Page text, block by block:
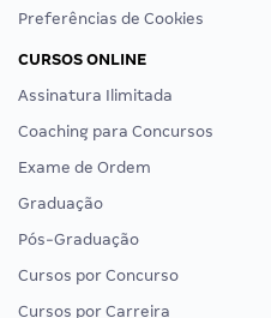
Preferências de Cookies
CURSOS ONLINE
Assinatura Ilimitada
Coaching para Concursos
Exame de Ordem
Graduação
Pós-Graduação
Cursos por Concurso
Cursos por Carreira